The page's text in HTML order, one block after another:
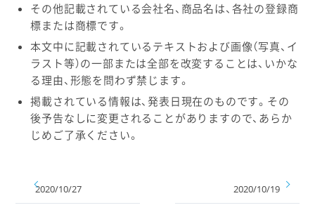
その他記載されている会社名、商品名は、各社の登録商
標または商標です。
本文中に記載されているテキストおよび画像（写真、イ
ラスト等）の一部または全部を改変することは、いかな
る理由、形態を問わず禁じます。
掲載されている情報は、発表日現在のものです。その
後予告なしに変更されることがありますので、あらか
じめご了承ください。
2020/10/27 2020/10/19